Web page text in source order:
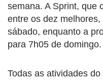
semana. A Sprint, que
entre os dez
sábado, enquanto a
para 7h05 de domingo.
Todas as atividades